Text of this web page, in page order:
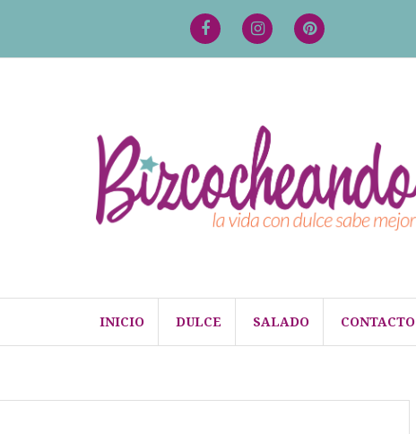
FacebookInstagramPinterest
INICIO DULCE SALADO CONTACTO